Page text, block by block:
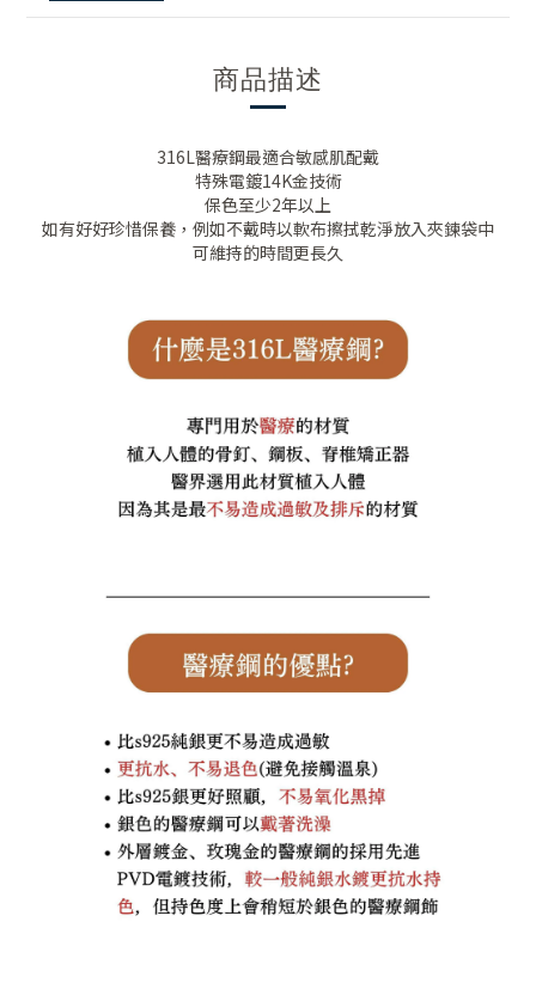
商品描述
316L醫療鋼最適合敏感肌配戴
特殊電鍍14K金技術
保色至少2年以上
如有好好珍惜保養，例如不戴時以軟布擦拭乾淨放入夾鍊袋中
可維持的時間更長久